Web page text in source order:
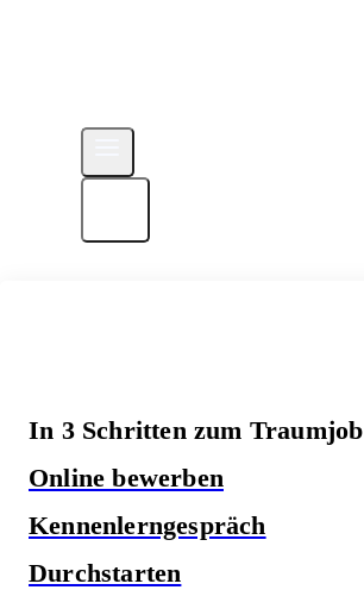
In 3 Schritten zum Traumjob
Online bewerben
Kennenlerngespräch
Durchstarten